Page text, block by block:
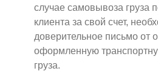
случае самовывоза груза
клиента за свой счет,
доверительное письмо от
оформленную
груза.